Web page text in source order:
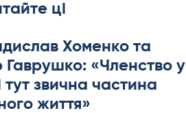
ці
Хоменко та
Гаврушко: «Членство у
тут звична частина
життя»